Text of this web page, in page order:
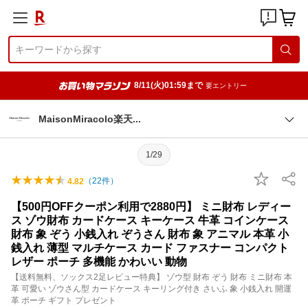
8/11(火)01:59まで 要エントリー
MaisonMiracolo楽天
1/29
4.82 （22件）
【500円OFFクーポン利用で2880円】 ミニ財布 レディー
ス ゾウ財布 カードケース キーケース 牛革 コインケース
財布 象 ぞう 小銭入れ ぞうさん 財布 象 アニマル 本革 小
銭入れ 薄型 マルチケース カード ファスナー コンパクト
レザー ポーチ 多機能 かわいい 動物
【送料無料、ソックス2足レビュー特典】 ゾウ型 財布 ぞう 財布 ミニ財布 本
革 可愛い ゾウさん型 カードケース キーリング付き さいふ 象 小銭入れ 開運
革 ポーチ ギフト プレゼント